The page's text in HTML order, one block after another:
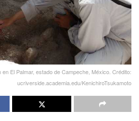
El Palmar, estado de Campeche, México. Crédito:
ucriverside.academia.edu/KenichiroTsukamoto